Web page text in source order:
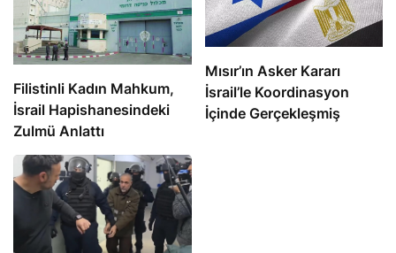
Filistinli Kadın Mahkum,
İsrail Hapishanesindeki
Zulmü Anlattı
Mısır’ın Asker Kararı
İsrail’le Koordinasyon
İçinde Gerçekleşmiş